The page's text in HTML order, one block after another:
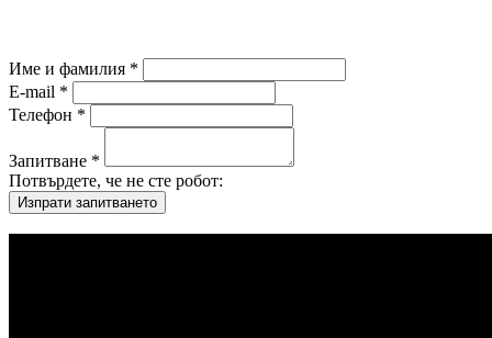
Име и фамилия *
E-mail *
Телефон *
Запитване *
Потвърдете, че не сте робот: